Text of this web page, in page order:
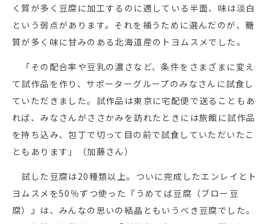
く質が多く豆腐に加工するのに適している半面、味は淡白
という弱点があります。それを補うために選んだのが、糖
質が多く味に甘みのある北海道産のトヨムスメでした。
「その配合率や豆乳の濃さなど、条件をさまざまに変え
て試作品を作り、サポーターグループのみなさんに試食し
ていただきました。試作品は東京に宅配便で送ることもあ
れば、みなさんがささかみを訪れたときには旅館に試作品
を持ち込み、包丁で切って目の前で試食していただいたこ
ともあります」（加藤さん）
試した豆腐は20種類以上。ついに完成したエンレイとト
ヨムスメを50％ずつ使った『うめてば豆腐（ブロー豆
腐）』は、みんなの思いの結晶ともいうべき豆腐でした。